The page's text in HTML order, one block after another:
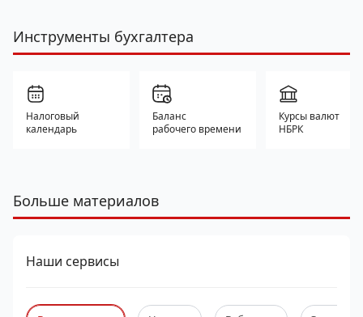
Инструменты бухгалтера
Налоговый
календарь
Баланс
рабочего времени
Курсы валют
НБРК
Больше материалов
Наши сервисы